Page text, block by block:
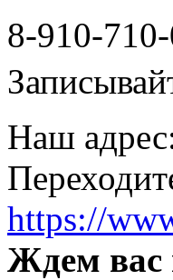
8-910-
Наш
https://
Ждем вас